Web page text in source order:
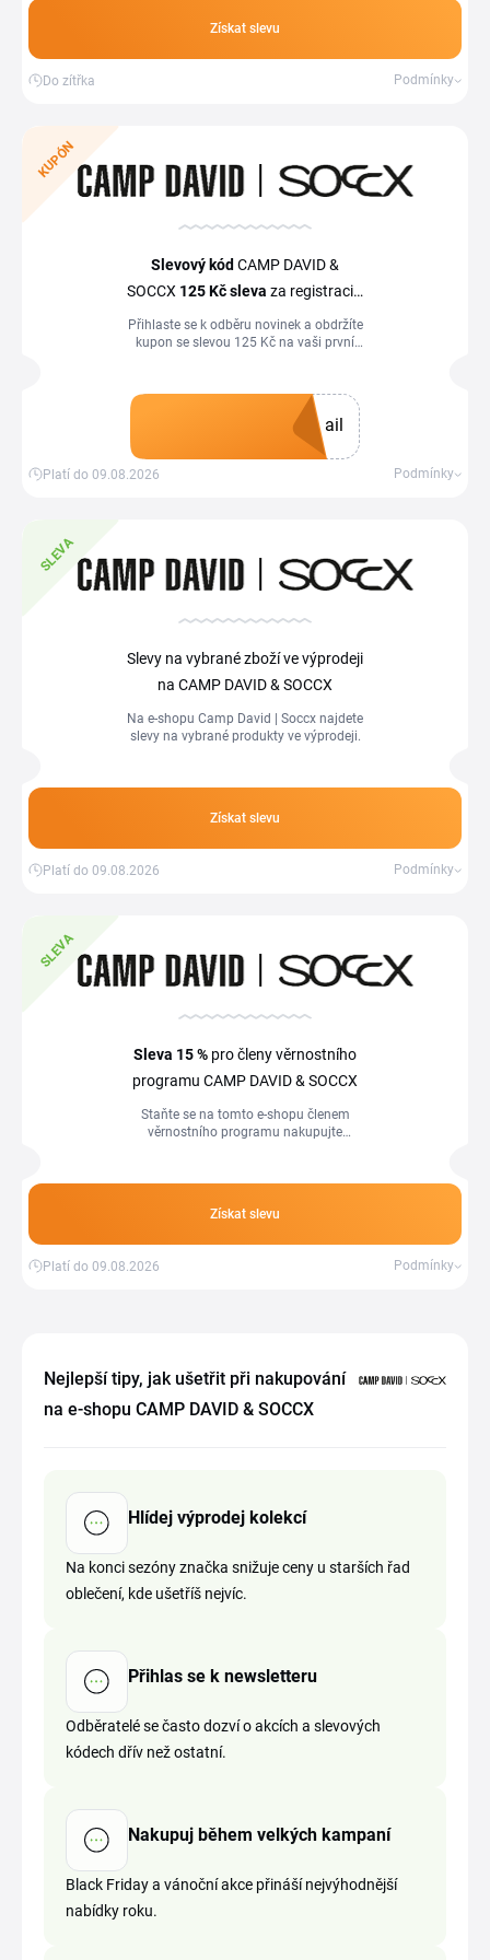
Získat slevu
Do zítřka Podmínky
KUPÓN
Slevový kód CAMP DAVID &
SOCCX 125 Kč sleva za registraci k
odběru newsletteru
Přihlaste se k odběru novinek a obdržíte
kupon se slevou 125 Kč na vaši první
ail
Platí do 09.08.2026 Podmínky
SLEVA
Slevy na vybrané zboží ve výprodeji
na CAMP DAVID & SOCCX
Na e-shopu Camp David | Soccx najdete
slevy na vybrané produkty ve výprodeji.
Získat slevu
Platí do 09.08.2026 Podmínky
SLEVA
Sleva 15 % pro členy věrnostního
programu CAMP DAVID & SOCCX
Staňte se na tomto e-shopu členem
věrnostního programu nakupujte
nakupování v tomto obchodě vyšlo
Získat slevu
Platí do 09.08.2026 Podmínky
Nejlepší tipy, jak ušetřit při nakupování
na e-shopu CAMP DAVID & SOCCX
Hlídej výprodej kolekcí
Na konci sezóny značka snižuje ceny u starších řad
oblečení, kde ušetříš nejvíc.
Přihlas se k newsletteru
Odběratelé se často dozví o akcích a slevových
kódech dřív než ostatní.
Nakupuj během velkých kampaní
Black Friday a vánoční akce přináší nejvýhodnější
nabídky roku.